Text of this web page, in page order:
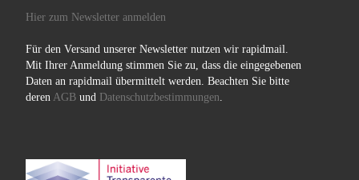
Hier zum Newsletter anmelden
Für den Versand unserer Newsletter nutzen wir rapidmail.
Mit Ihrer Anmeldung stimmen Sie zu, dass die eingegebenen
Daten an rapidmail übermittelt werden. Beachten Sie bitte
deren AGBund Datenschutzbestimmungen